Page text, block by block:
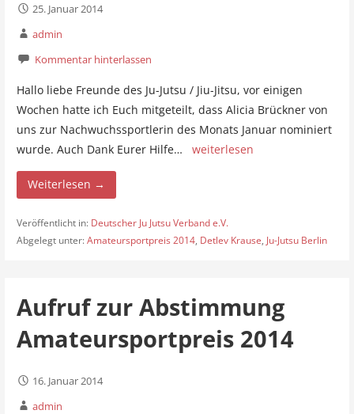
25. Januar 2014
admin
Kommentar hinterlassen
Hallo liebe Freunde des Ju-Jutsu / Jiu-Jitsu, vor einigen
Wochen hatte ich Euch mitgeteilt, dass Alicia Brückner von
uns zur Nachwuchssportlerin des Monats Januar nominiert
wurde. Auch Dank Eurer Hilfe… weiterlesen
Weiterlesen →
Veröffentlicht in: Deutscher Ju Jutsu Verband e.V.
Abgelegt unter:Amateursportpreis 2014, Detlev Krause, Ju-Jutsu Berlin
Aufruf zur Abstimmung
Amateursportpreis 2014
16. Januar 2014
admin